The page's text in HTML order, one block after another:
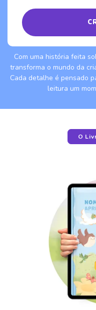
Com uma história feita
transforma o mundo da
Cada detalhe é pensado
leitura um
O